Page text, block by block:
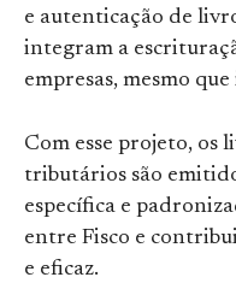
e autenticação de
integram a
empresas, mesmo
Com esse projeto, os
tributários são
específica e
entre Fisco e
e eficaz.